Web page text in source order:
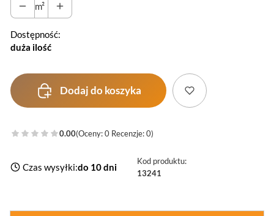
m²
Dostępność:
duża ilość
Dodaj do koszyka
0.00(Oceny: 0 Recenzje: 0)
Czas wysyłki:do 10 dni
Kod produktu:
13241